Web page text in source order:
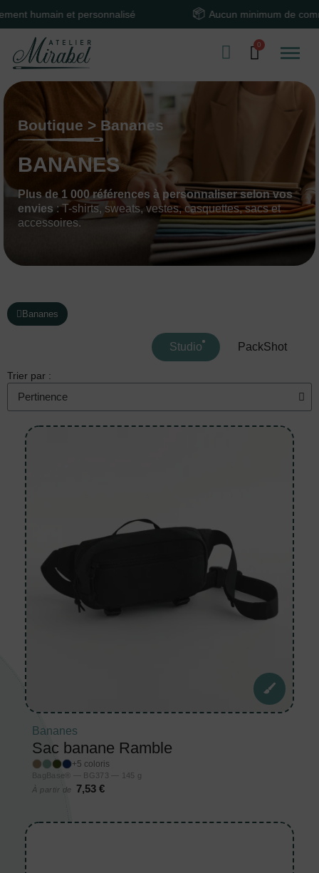
et personnalisé Aucun minimum de commande
Boutique > Bananes
BANANES
Plus de 1 000 références à personnaliser selon vos
envies : T-shirts, sweats, vestes, casquettes, sacs et
accessoires.
Bananes
Studio PackShot
Trier par :
Bananes
Sac banane Ramble
+5 coloris
BagBase® — BG373 — 145 g
À partir de
7,53 €